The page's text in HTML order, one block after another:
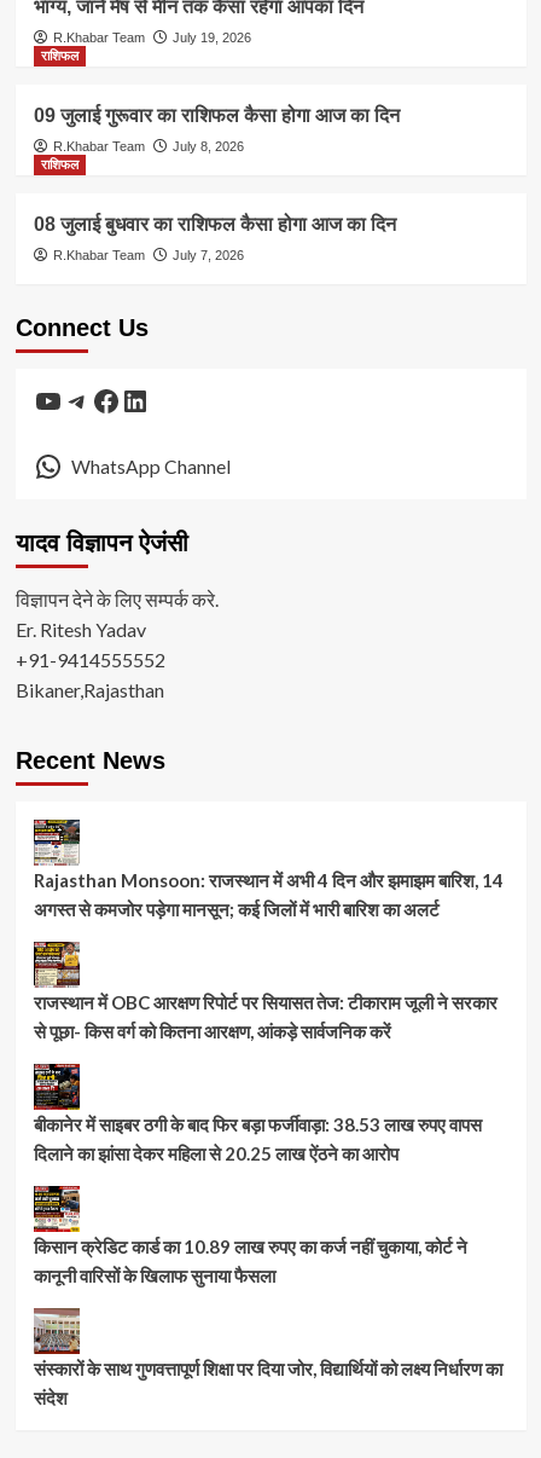
भाग्य, जानें मेष से मीन तक कैसा रहेगा आपका दिन
R.Khabar Team
July 19, 2026
राशिफल
09 जुलाई गुरूवार का राशिफल कैसा होगा आज का दिन
R.Khabar Team
July 8, 2026
राशिफल
08 जुलाई बुधवार का राशिफल कैसा होगा आज का दिन
R.Khabar Team July 7, 2026
Connect Us
YouTube
Telegram
Facebook
LinkedIn
WhatsApp Channel
यादव विज्ञापन ऐजंसी
विज्ञापन देने के लिए सम्पर्क करे.
Er. Ritesh Yadav
+91-9414555552
Bikaner,Rajasthan
Recent News
Rajasthan Monsoon: राजस्थान में अभी 4 दिन और झमाझम बारिश, 14
अगस्त से कमजोर पड़ेगा मानसून; कई जिलों में भारी बारिश का अलर्ट
राजस्थान में OBC आरक्षण रिपोर्ट पर सियासत तेज: टीकाराम जूली ने सरकार
से पूछा- किस वर्ग को कितना आरक्षण, आंकड़े सार्वजनिक करें
बीकानेर में साइबर ठगी के बाद फिर बड़ा फर्जीवाड़ा: 38.53 लाख रुपए वापस
दिलाने का झांसा देकर महिला से 20.25 लाख ऐंठने का आरोप
किसान क्रेडिट कार्ड का 10.89 लाख रुपए का कर्ज नहीं चुकाया, कोर्ट ने
कानूनी वारिसों के खिलाफ सुनाया फैसला
संस्कारों के साथ गुणवत्तापूर्ण शिक्षा पर दिया जोर, विद्यार्थियों को लक्ष्य निर्धारण का
संदेश